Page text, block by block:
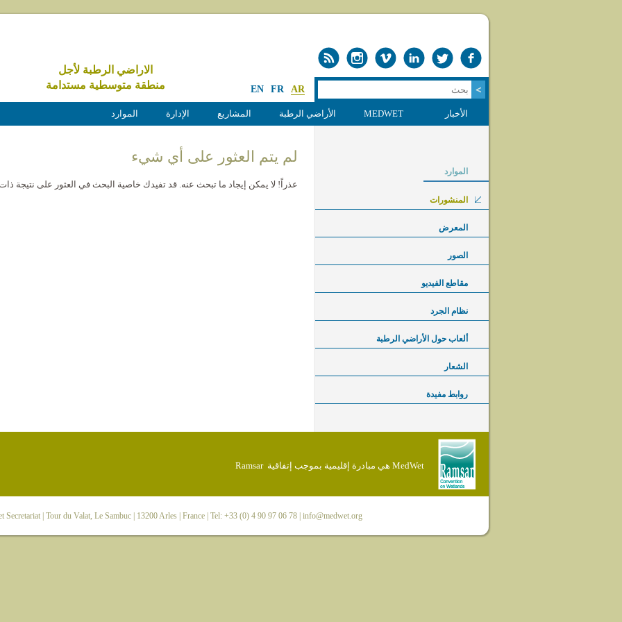
الاراضي الرطبة لأجل
منطقة متوسطية مستدامة
EN FR AR
الأخبار MEDWET الأراضي الرطبة المشاريع الإدارة الموارد
لم يتم العثور على أي شيء
عذراً! لا يمكن إيجاد ما تبحث عنه. قد تفيدك خاصية البحث في العثور على نتيجة
الموارد
المنشورات
المعرض
الصور
مقاطع الفيديو
نظام الجرد
ألعاب حول الأراضي الرطبة
الشعار
روابط مفيدة
MedWet هي مبادرة إقليمية بموجب إتفاقية Ramsar
Secretariat| Tour du Valat, Le Sambuc | 13200 Arles | France | Tel: +33 (0) 4 90 97 06 78 | info@medwet.org